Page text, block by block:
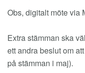
Obs, digitalt möte via
Extra stämman ska
ett andra beslut om
på stämman i maj).